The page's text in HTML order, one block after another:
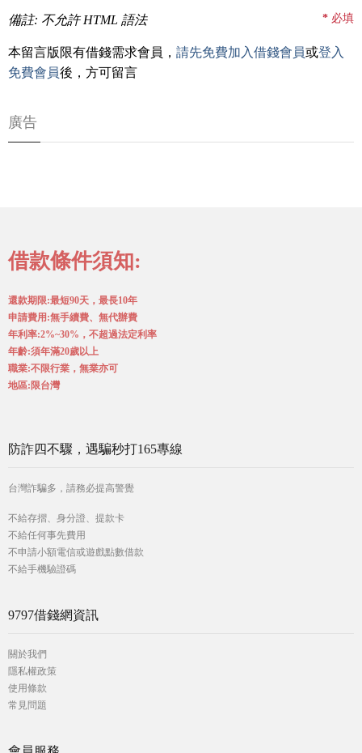
備註: 不允許 HTML 語法 * 必填
本留言版限有借錢需求會員， 請先免費加入借錢會員或登入
免費會員後，方可留言
廣告
借款條件須知:
還款期限:最短90天，最長10年
申請費用:無手續費、無代辦費
年利率:2%~30%，不超過法定利率
年齡:須年滿20歲以上
職業:不限行業，無業亦可
地區:限台灣
防詐四不驟，遇騙秒打165專線
台灣詐騙多，請務必提高警覺
不給存摺、身分證、提款卡
不給任何事先費用
不申請小額電信或遊戲點數借款
不給手機驗證碼
9797借錢網資訊
關於我們
隱私權政策
使用條款
常見問題